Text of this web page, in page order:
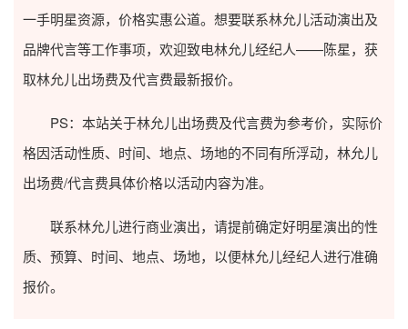
一手明星资源，价格实惠公道。想要联系林允儿活动演出及
品牌代言等工作事项，欢迎致电林允儿经纪人——陈星，获
取林允儿出场费及代言费最新报价。
PS：本站关于林允儿出场费及代言费为参考价，实际价
格因活动性质、时间、地点、场地的不同有所浮动，林允儿
出场费/代言费具体价格以活动内容为准。
联系林允儿进行商业演出，请提前确定好明星演出的性
质、预算、时间、地点、场地，以便林允儿经纪人进行准确
报价。